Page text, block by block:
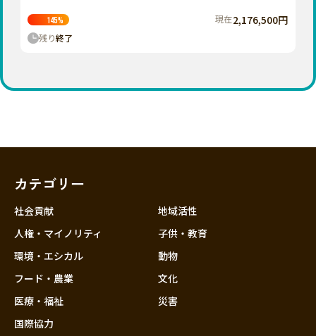
神奈川
石川
近畿
145% 現在2,176,500円
残り終了
カテゴリー
社会貢献
人権・マイノリティ
環境・エシカル
フード・農業
医療・福祉
国際協力
地域活性
子供・教育
動物
文化
災害